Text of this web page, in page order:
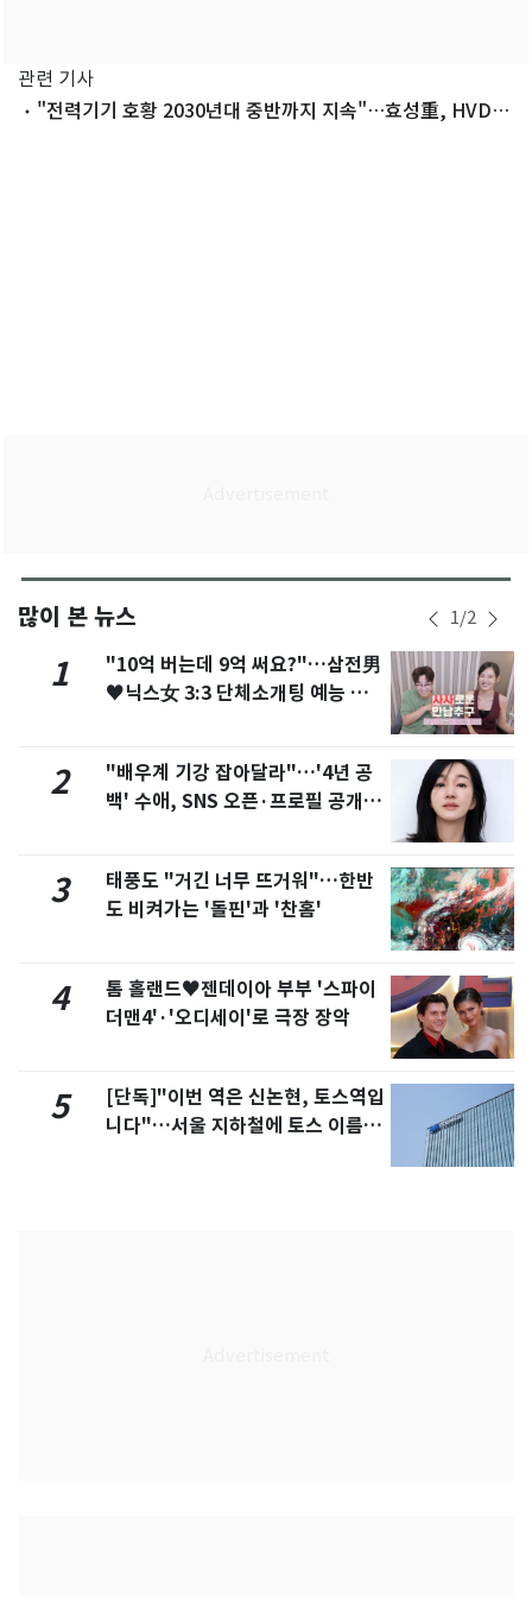
관련 기사
"전력기기 호황 2030년대 중반까지 지속"…효성重, HVDC
많이 본 뉴스 1/2
1
"10억 버는데 9억 써요?"…삼전男
♥닉스女 3:3 단체소개팅 예능 화
2
"배우계 기강 잡아달라"…'4년 공
백' 수애, SNS 오픈·프로필 공개
3
태풍도 "거긴 너무 뜨거워"…한반
도 비켜가는 '돌핀'과 '찬홈'
4
톰 홀랜드♥젠데이아 부부 '스파이
더맨4'·'오디세이'로 극장 장악
5
[단독]"이번 역은 신논현, 토스역입
니다"…서울 지하철에 토스 이름